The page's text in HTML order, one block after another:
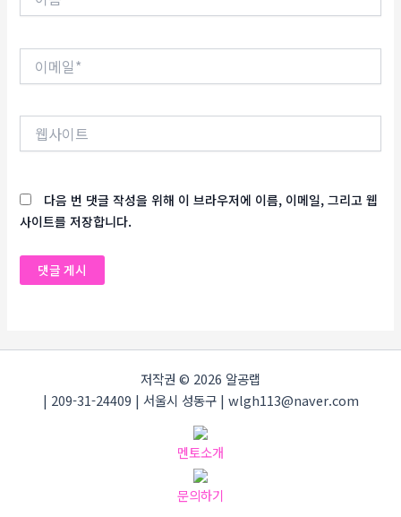
다음 번 댓글 작성을 위해 이 브라우저에 이름, 이메일, 그리고 웹
사이트를 저장합니다.
저작권 © 2026 알공랩
| 209-31-24409 | 서울시 성동구 | wlgh113@naver.com
멘토소개
문의하기